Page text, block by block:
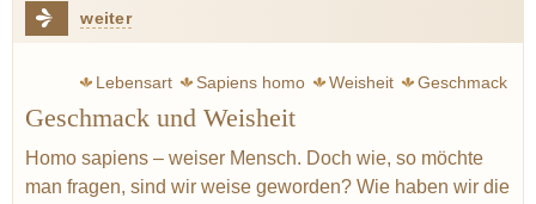
weiter
Lebensart Sapiens homo Weisheit
Geschmack
Geschmack und Weisheit
Homo sapiens – weiser Mensch. Doch wie, so möchte
man fragen, sind wir weise geworden? Wie haben wir die